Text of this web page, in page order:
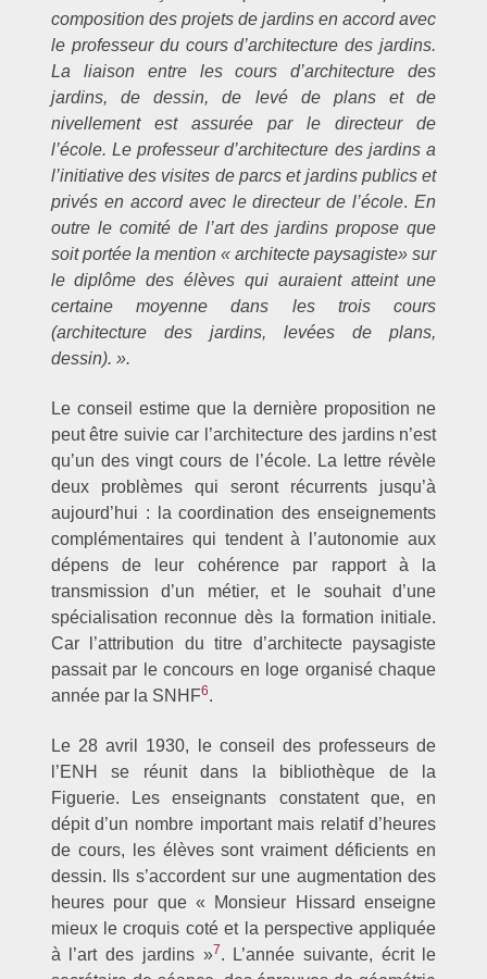
composition des projets de jardins en accord avec
le professeur du cours d’architecture des jardins.
La liaison entre les cours d’architecture des
jardins, de dessin, de levé de plans et de
nivellement est assurée par le directeur de
l’école. Le professeur d’architecture des jardins a
l’initiative des visites de parcs et jardins publics et
privés en accord avec le directeur de l’école.En
outre le comité de l’art des jardins propose que
soit portée la mention « architecte paysagiste» sur
le diplôme des élèves qui auraient atteint une
certaine moyenne dans les trois cours
(architecture des jardins, levées de plans,
dessin). ».
Le conseil estime que la dernière proposition ne
peut être suivie car l’architecture des jardins n’est
qu’un des vingt cours de l’école. La lettre révèle
deux problèmes qui seront récurrents jusqu’à
aujourd’hui : la coordination des enseignements
complémentaires qui tendent à l’autonomie aux
dépens de leur cohérence par rapport à la
transmission d’un métier, et le souhait d’une
spécialisation reconnue dès la formation initiale.
Car l’attribution du titre d’architecte paysagiste
passait par le concours en loge organisé chaque
année par la SNHF6.
Le 28 avril 1930, le conseil des professeurs de
l’ENH se réunit dans la bibliothèque de la
Figuerie. Les enseignants constatent que, en
dépit d’un nombre important mais relatif d’heures
de cours, les élèves sont vraiment déficients en
dessin. Ils s’accordent sur une augmentation des
heures pour que « Monsieur Hissard enseigne
mieux le croquis coté et la perspective appliquée
à l’art des jardins »7. L’année suivante, écrit le